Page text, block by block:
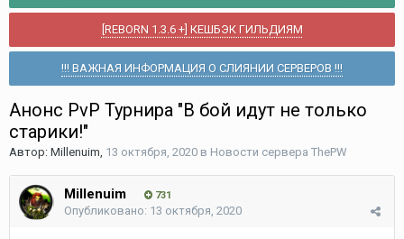
[REBORN 1.3.6 +] КЕШБЭК ГИЛЬДИЯМ
!!! ВАЖНАЯ ИНФОРМАЦИЯ О СЛИЯНИИ СЕРВЕРОВ !!!
Анонс PvP Турнира "В бой идут не только
старики!"
Автор: Millenuim, 13 октября, 2020 в Новости сервера ThePW
Millenuim 731
Опубликовано: 13 октября, 2020